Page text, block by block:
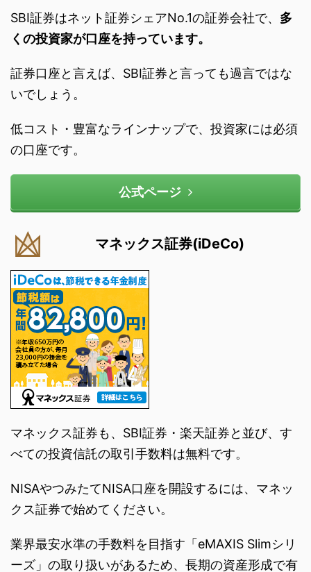
SBI証券はネット証券シェアNo.1の証券会社で、 多
くの投資家が口座を持っています。
証券口座と言えば、SBI証券と言っても過言ではな
いでしょう。
低コスト・豊富なラインナップで、投資家には必須
の口座です。
公式ページ
マネックス証券(iDeCo)
マネックス証券も、SBI証券・楽天証券と並び、す
べての投資信託の取引手数料は無料です。
NISAやつみたてNISA口座を開設するには、マネッ
クス証券で始めてください。
業界最安水準の手数料を目指す「eMAXIS Slimシリ
ーズ」の取り扱いがあるため、長期の資産形成で有